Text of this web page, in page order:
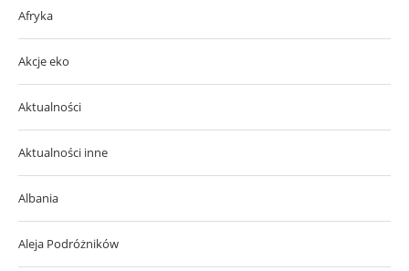
Afryka
Akcje eko
Aktualności
Aktualności inne
Albania
Aleja Podróżników